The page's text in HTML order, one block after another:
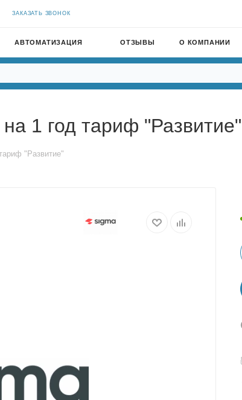
ЗАКАЗАТЬ ЗВОНОК
АВТОМАТИЗАЦИЯ ОТЗЫВЫ О КОМПАНИИ
1 год тариф "Развитие"
"Развитие"